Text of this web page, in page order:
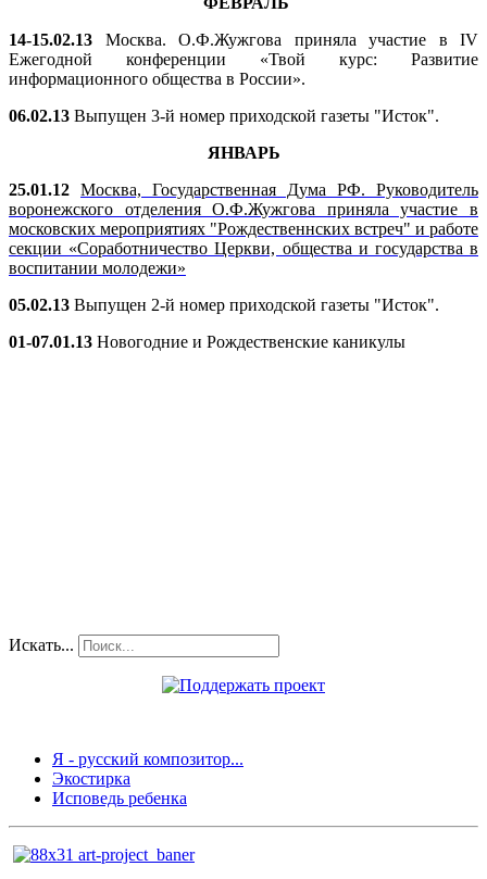
14-15.02.13 Москва. О.Ф.Жужгова приняла участие в IV
Ежегодной конференции «Твой курс: Развитие
информационного общества в России».
06.02.13 Выпущен 3-й номер приходской газеты "Исток".
ЯНВАРЬ
25.01.12 Москва, Государственная Дума РФ. Руководитель
воронежского отделения О.Ф.Жужгова приняла участие в
московских мероприятиях "Рождественнских встреч" и работе
секции «Соработничество Церкви, общества и государства в
воспитании молодежи»
05.02.13 Выпущен 2-й номер приходской газеты "Исток".
01-07.01.13 Новогодние и Рождественские каникулы
Искать...
Я - русский композитор...
Экостирка
Исповедь ребенка